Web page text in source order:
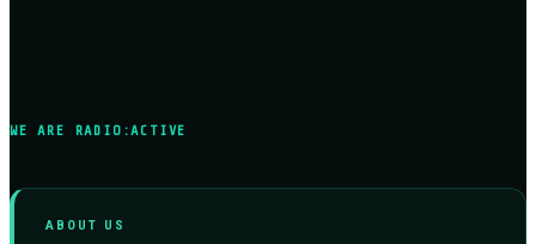
WE ARE RADIO:ACTIVE
ABOUT US